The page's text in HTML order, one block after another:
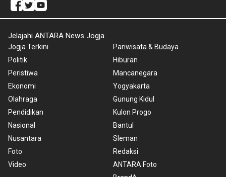
Jelajahi ANTARA News Jogja
Jogja Terkini
Politik
Peristiwa
Ekonomi
Olahraga
Pendidikan
Nasional
Nusantara
Foto
Video
Pariwisata & Budaya
Hiburan
Mancanegara
Yogyakarta
Gunung Kidul
Kulon Progo
Bantul
Sleman
Redaksi
ANTARA Foto